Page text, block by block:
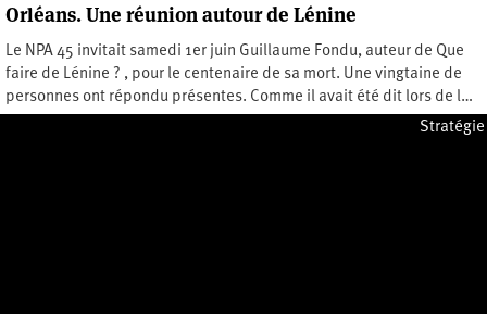
Orléans. Une réunion autour de Lénine
Le NPA 45 invitait samedi 1er juin Guillaume Fondu, auteur de Que
faire de Lénine ? , pour le centenaire de sa mort. Une vingtaine de
personnes ont répondu présentes. Comme il avait été dit lors de l…
Dimanche 16 juin 2024
Stratégie